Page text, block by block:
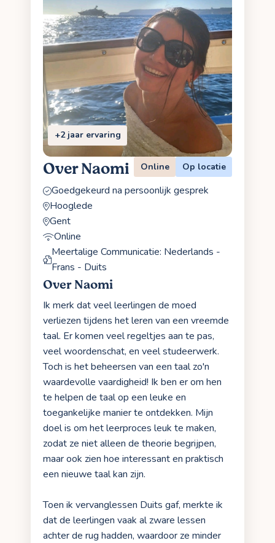
+2 jaar ervaring
Over Naomi Online Op locatie
Goedgekeurd na persoonlijk gesprek
Hooglede
Gent
Online
Meertalige Communicatie: Nederlands -
Frans - Duits
Over Naomi
Ik merk dat veel leerlingen de moed
verliezen tijdens het leren van een vreemde
taal. Er komen veel regeltjes aan te pas,
veel woordenschat, en veel studeerwerk.
Toch is het beheersen van een taal zo'n
waardevolle vaardigheid! Ik ben er om hen
te helpen de taal op een leuke en
toegankelijke manier te ontdekken. Mijn
doel is om het leerproces leuk te maken,
zodat ze niet alleen de theorie begrijpen,
maar ook zien hoe interessant en praktisch
een nieuwe taal kan zijn.
Toen ik vervanglessen Duits gaf, merkte ik
dat de leerlingen vaak al zware lessen
achter de rug hadden, waardoor ze minder